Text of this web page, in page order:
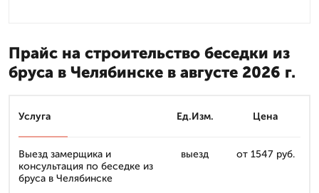
Прайс на строительство беседки из
бруса в Челябинске в августе 2026 г.
Услуга Ед.Изм. Цена
Выезд замерщика и
консультация по беседке из
бруса в Челябинске
выезд от 1547 руб.